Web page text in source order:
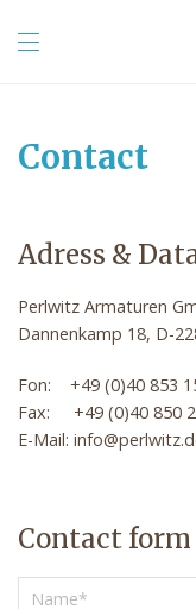
Contact
Adress &
Perlwitz Armaturen
Dannenkamp 18, D-
Fon: +49 (0)40 853
Fax: +49 (0)40 850
E-Mail:
Contact form